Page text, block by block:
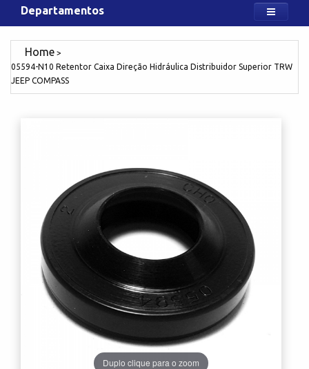
Departamentos
05594-N10 Retentor Caixa Direção Hidráulica Distribuidor Superior TRW
JEEP COMPASS
Duplo clique para o zoom